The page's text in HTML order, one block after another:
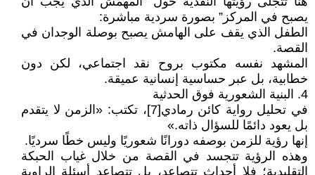
يصبح في المركز” بصورة سردية مباشرة:
الطفل الذي يقف على الهامش يصبح بوصلة الوجدان في
القصة.
المشهد نفسه مكتوب بروح نقد اجتماعي، لكن دون
خطابية، بل عبر حساسية إنسانية عميقة.
4. البنية الشعورية فوق الحدثية
في تحليل رواية كائن رمادي[7]، تكتب: «الزمن لا يتقدم
بل يعود دائمًا للسؤال ذاته.»
إنها رؤية للزمن بوصفه دورانًا شعوريًا وليس خطًا سرديًا.
وهذه الرؤية تتجسد في القصة من خلال غياب الحبكة
التقليدية؛ فلا أحداث تتصاعد، بل تتصاعد أسئلة الراوية